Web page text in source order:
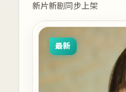
新片新剧同步上架
最新